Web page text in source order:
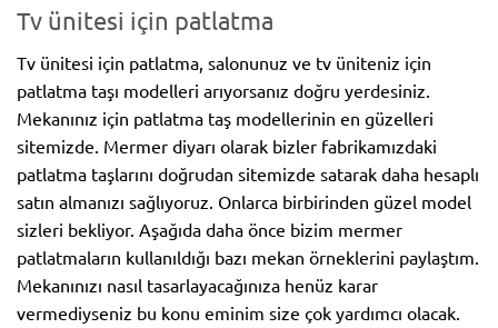
Tv ünitesi için patlatma
Tv ünitesi için patlatma, salonunuz ve tv üniteniz için
patlatma taşı modelleri arıyorsanız doğru yerdesiniz.
Mekanınız için patlatma taş modellerinin en güzelleri
sitemizde. Mermer diyarı olarak bizler fabrikamızdaki
patlatma taşlarını doğrudan sitemizde satarak daha hesaplı
satın almanızı sağlıyoruz. Onlarca birbirinden güzel model
sizleri bekliyor. Aşağıda daha önce bizim mermer
patlatmaların kullanıldığı bazı mekan örneklerini paylaştım.
Mekanınızı nasıl tasarlayacağınıza henüz karar
vermediyseniz bu konu eminim size çok yardımcı olacak.